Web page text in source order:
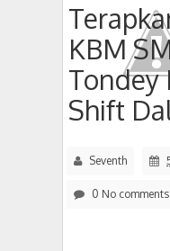
KBM
Tondey
Shift
Seventh
0 No comments